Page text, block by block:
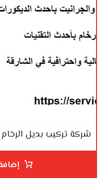
شركة تركيب بديل الرخام فى